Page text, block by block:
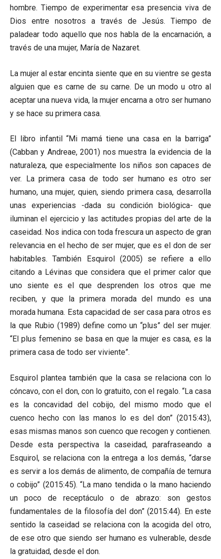
hombre. Tiempo de experimentar esa presencia viva de
Dios entre nosotros a través de Jesús. Tiempo de
paladear todo aquello que nos habla de la encarnación, a
través de una mujer, María de Nazaret.
La mujer al estar encinta siente que en su vientre se gesta
alguien que es carne de su carne. De un modo u otro al
aceptar una nueva vida, la mujer encarna a otro ser humano
y se hace su primera casa.
El libro infantil “Mi mamá tiene una casa en la barriga”
(Cabban y Andreae, 2001) nos muestra la evidencia de la
naturaleza, que especialmente los niños son capaces de
ver. La primera casa de todo ser humano es otro ser
humano, una mujer, quien, siendo primera casa, desarrolla
unas experiencias -dada su condición biológica- que
iluminan el ejercicio y las actitudes propias del arte de la
caseidad. Nos indica con toda frescura un aspecto de gran
relevancia en el hecho de ser mujer, que es el don de ser
habitables. También Esquirol (2005) se refiere a ello
citando a Lévinas que considera que el primer calor que
uno siente es el que desprenden los otros que me
reciben, y que la primera morada del mundo es una
morada humana. Esta capacidad de ser casa para otros es
la que Rubio (1989) define como un “plus” del ser mujer.
“El plus femenino se basa en que la mujer es casa, es la
primera casa de todo ser viviente”.
Esquirol plantea también que la casa se relaciona con lo
cóncavo, con el don, con lo gratuito, con el regalo. “La casa
es la concavidad del cobijo, del mismo modo que el
cuenco hecho con las manos lo es del don” (2015:43),
esas mismas manos son cuenco que recogen y contienen.
Desde esta perspectiva la caseidad, parafraseando a
Esquirol, se relaciona con la entrega a los demás, “darse
es servir a los demás de alimento, de compañía de ternura
o cobijo” (2015:45). “La mano tendida o la mano haciendo
un poco de receptáculo o de abrazo: son gestos
fundamentales de la filosofía del don” (2015:44). En este
sentido la caseidad se relaciona con la acogida del otro,
de ese otro que siendo ser humano es vulnerable, desde
la gratuidad, desde el don.